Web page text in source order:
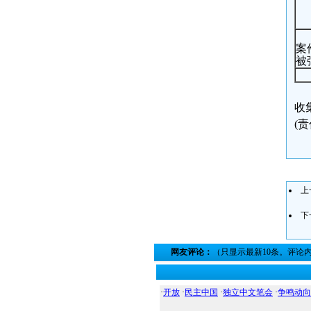
案
被
收
(
上
下
网友评论： （只显示最新10条。评论
·开放 · 民主中国 ·独立中文笔会 ·争鸣动向